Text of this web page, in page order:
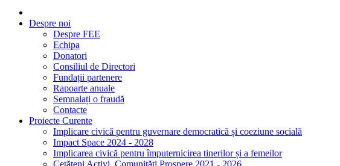
Despre noi
Despre FEE
Echipa
Donatori
Consiliul de Directori
Fundații partenere
Rapoarte anuale
Semnalați o fraudă
Contacte
Proiecte Curente
Implicare civică pentru guvernare democratică și coeziune socială
Impact Space 2024 - 2028
Implicarea civică pentru împuternicirea tinerilor și a femeilor